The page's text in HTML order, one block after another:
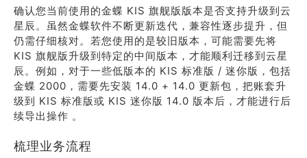
确认您当前使用的金蝶 KIS 旗舰版版本是否支持升级到云
星辰。虽然金蝶软件不断更新迭代，兼容性逐步提升，但
仍需仔细核对。若您使用的是较旧版本，可能需要先将
KIS 旗舰版升级到特定的中间版本，才能顺利迁移到云星
辰。例如，对于一些低版本的 KIS 标准版 / 迷你版，包括
金蝶 2000，需要先安装 14.0 + 14.0 更新包，把账套升
级到 KIS 标准版或 KIS 迷你版 14.0 版本后，才能进行后
续导出操作 。
梳理业务流程